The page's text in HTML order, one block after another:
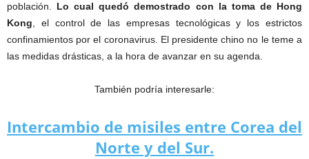
población. Lo cual quedó demostrado con la toma de Hong
Kong, el control de las empresas tecnológicas y los estrictos
confinamientos por el coronavirus. El presidente chino no le teme a
las medidas drásticas, a la hora de avanzar en su agenda.
También podría interesarle:
Intercambio de misiles entre Corea del
Norte y del Sur.